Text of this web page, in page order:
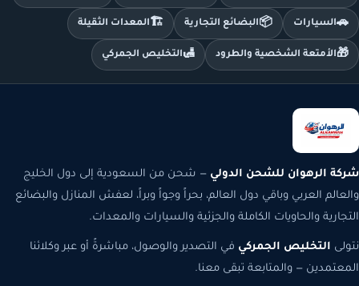
🚗السيارات 📦البضائع التجارية 🏗️ المعدات الثقيلة
🎁الأمتعة الشخصية والطرود 🛃التخليص الجمركي
شركة الرهوان للشحن الدولي — شحن من السعودية إلى دول الخليج
والعالم العربي وباقي دول العالم، بحراً وجواً وبراً، لعفش المنازل والبضائع
التجارية والحاويات الكاملة والجزئية والسيارات والمعدات.
نتولى التخليص الجمركي في التصدير والوصول، مباشرةً أو عبر وكلائنا
المعتمدين — والمتابعة تبقى معنا.